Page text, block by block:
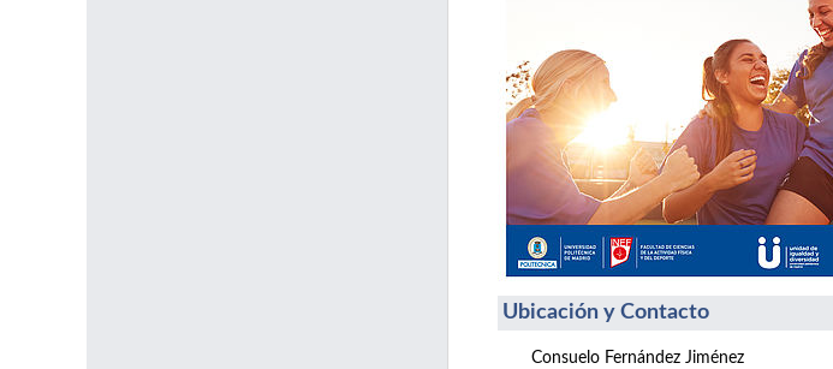
Ubicación y Contacto
Consuelo Fernández Jiménez